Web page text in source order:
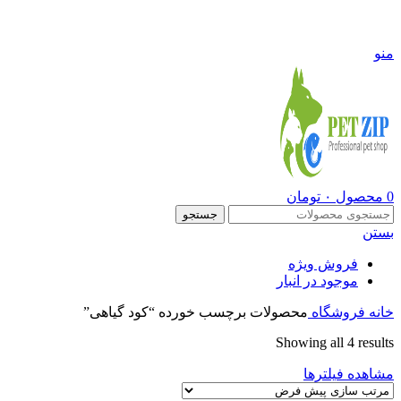
منو
0 محصول ۰ تومان
جستجو
بستن
فروش ویژه
موجود در انبار
خانه فروشگاه محصولات برچسب خورده “کود گیاهی”
Showing all 4 results
مشاهده فیلترها